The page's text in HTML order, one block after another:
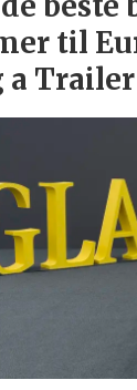
til
a Trailer